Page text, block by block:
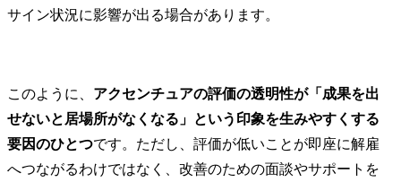
サイン状況に影響が出る場合があります。
このように、 アクセンチュアの評価の透明性が「成果を出
せないと居場所がなくなる」という印象を生みやすくする
要因のひとつです。ただし、評価が低いことが即座に解雇
へつながるわけではなく、改善のための面談やサポートを